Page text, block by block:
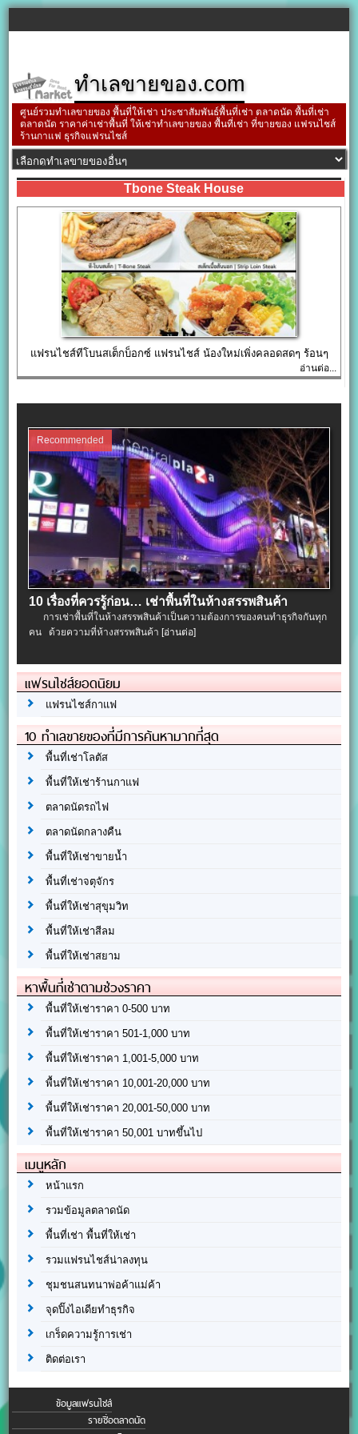
ทำเลขายของ.com
ศูนย์รวมทำเลขายของ พื้นที่ให้เช่า ประชาสัมพันธ์พื้นที่เช่า ตลาดนัด พื้นที่เช่า
ตลาดนัด ราคาค่าเช่าพื้นที่ ให้เช่าทำเลขายของ พื้นที่เช่า ที่ขายของ แฟรนไชส์
ร้านกาแฟ ธุรกิจแฟรนไชส์
Tbone Steak House
แฟรนไชส์ทีโบนสเต็กบ็อกซ์ แฟรนไชส์ น้องใหม่เพิ่งคลอดสดๆ ร้อนๆ
อ่านต่อ...
Recommended
10 เรื่องที่ควรรู้ก่อน… เช่าพื้นที่ในห้างสรรพสินค้า
การเช่าพื้นที่ในห้างสรรพสินค้าเป็นความต้องการของคนทำธุรกิจกันทุก
คน ด้วยความที่ห้างสรรพสินค้า[อ่านต่อ]
แฟรนไชส์ยอดนิยม
แฟรนไชส์กาแฟ
10 ทำเลขายของที่มีการค้นหามากที่สุด
พื้นที่เช่าโลตัส
พื้นที่ให้เช่าร้านกาแฟ
ตลาดนัดรถไฟ
ตลาดนัดกลางคืน
พื้นที่ให้เช่าขายน้ำ
พื้นที่เช่าจตุจักร
พื้นที่ให้เช่าสุขุมวิท
พื้นที่ให้เช่าสีลม
พื้นที่ให้เช่าสยาม
หาพื้นที่เช่าตามช่วงราคา
พื้นที่ให้เช่าราคา 0-500 บาท
พื้นที่ให้เช่าราคา 501-1,000 บาท
พื้นที่ให้เช่าราคา 1,001-5,000 บาท
พื้นที่ให้เช่าราคา 10,001-20,000 บาท
พื้นที่ให้เช่าราคา 20,001-50,000 บาท
พื้นที่ให้เช่าราคา 50,001 บาทขึ้นไป
เมนูหลัก
หน้าแรก
รวมข้อมูลตลาดนัด
พื้นที่เช่า พื้นที่ให้เช่า
รวมแฟรนไชส์น่าลงทุน
ชุมชนสนทนาพ่อค้าแม่ค้า
จุดปิ๊งไอเดียทำธุรกิจ
เกร็ดความรู้การเช่า
ติดต่อเรา
ข้อมูลแฟรนไชส์
รายชื่อตลาดนัด